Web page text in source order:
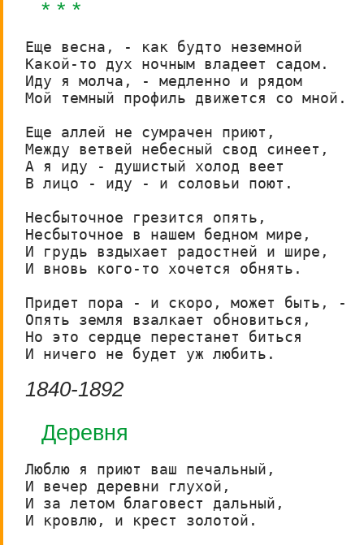
* * *
Еще весна, - как будто неземной
Какой-то дух ночным владеет садом.
Иду я молча, - медленно и рядом
Мой темный профиль движется со мной.
Еще аллей не сумрачен приют,
Между ветвей небесный свод синеет,
А я иду - душистый холод веет
В лицо - иду - и соловьи поют.
Несбыточное грезится опять,
Несбыточное в нашем бедном мире,
И грудь вздыхает радостней и шире,
И вновь кого-то хочется обнять.
Придет пора - и скоро, может быть, -
Опять земля взалкает обновиться,
Но это сердце перестанет биться
И ничего не будет уж любить.
1840-1892
Деревня
Люблю я приют ваш печальный,
И вечер деревни глухой,
И за летом благовест дальный,
И кровлю, и крест золотой.